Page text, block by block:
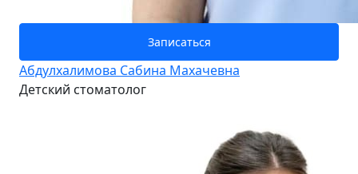
Записаться
Абдулхалимова Сабина Махачевна
Детский стоматолог